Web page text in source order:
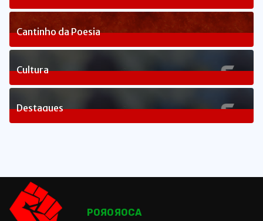
3Posts
Cantinho da Poesia
1Posts
Cultura
83Posts
Destaques
POЯOЯOCA